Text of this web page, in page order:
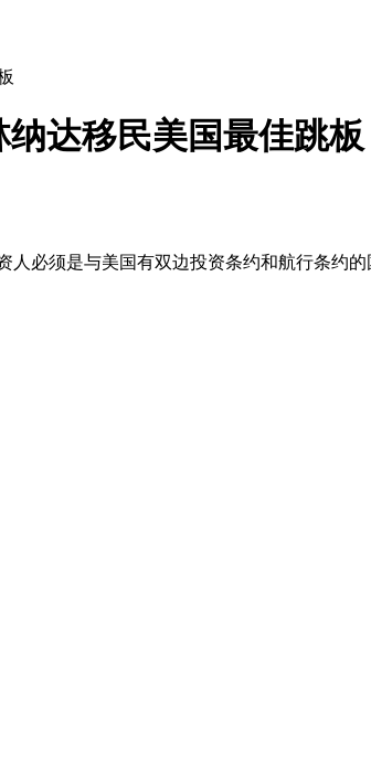
达移民美国最佳跳板
必须是与美国有双边投资条约和航行条约